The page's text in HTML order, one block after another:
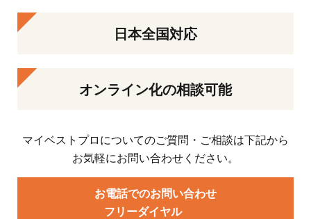
日本全国対応
オンライン化の相談可能
マイベストプロについてのご質問・ご相談は下記から
お気軽にお問い合わせください。
お電話でのお問い合わせ
フリーダイヤル